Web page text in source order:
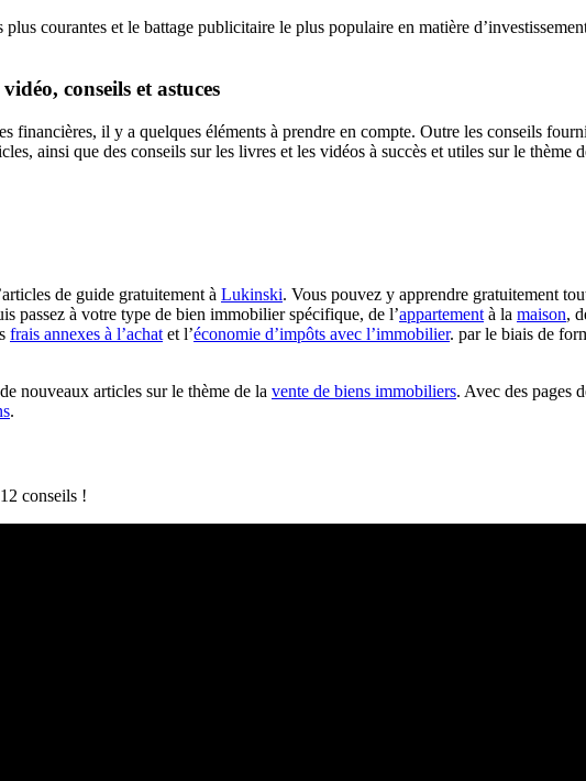
courantes et le battage publicitaire le plus populaire en matière
conseils et astuces
financières, il y a quelques éléments à prendre en compte. Outre les conseils
ainsi que des conseils sur les livres et les vidéos à succès et utiles sur le thème
de guide gratuitement à Lukinski. Vous pouvez y apprendre gratuitement
passez à votre type de bien immobilier spécifique, de l’appartement à la maison,
frais annexes à l’achat et l’économie d’impôts avec l’immobilier. par le biais de
nouveaux articles sur le thème de la vente de biens immobiliers. Avec des pages
.
conseils !